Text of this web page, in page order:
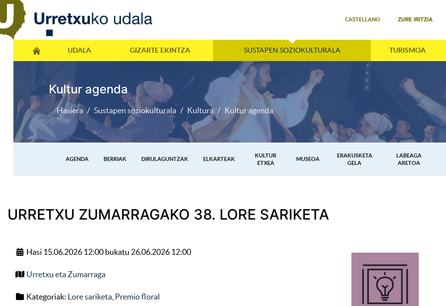
CASTELLANO ZURE IRITZIA
UDALA GIZARTE EKINTZA SUSTAPEN SOZIOKULTURALA TURISMOA
Kultur agenda
Hasiera Sustapen soziokulturala Kultura Kultur agenda
AGENDA BERRIAK DIRULAGUNTZAK ELKARTEAK
KULTUR
ETXEA
MUSEOA
ERAKUSKETA
GELA
LABEAGA
ARETOA
URRETXU ZUMARRAGAKO 38. LORE SARIKETA
Hasi 15.06.2026 12:00 bukatu 26.06.2026 12:00
Urretxu eta Zumarraga
Kategoriak: Lore sariketa Premio floral